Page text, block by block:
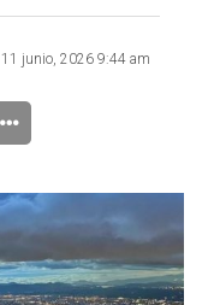
11 junio, 2026 9:44 am